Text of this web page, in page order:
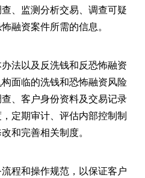
、监测分析交易、调查可疑
融资案件所需的信息。
法以及反洗钱和反恐怖融资
面临的洗钱和恐怖融资风险
、客户身份资料及交易记录
定期审计、评估内部控制制
和完善相关制度。
程和操作规范，以保证客户